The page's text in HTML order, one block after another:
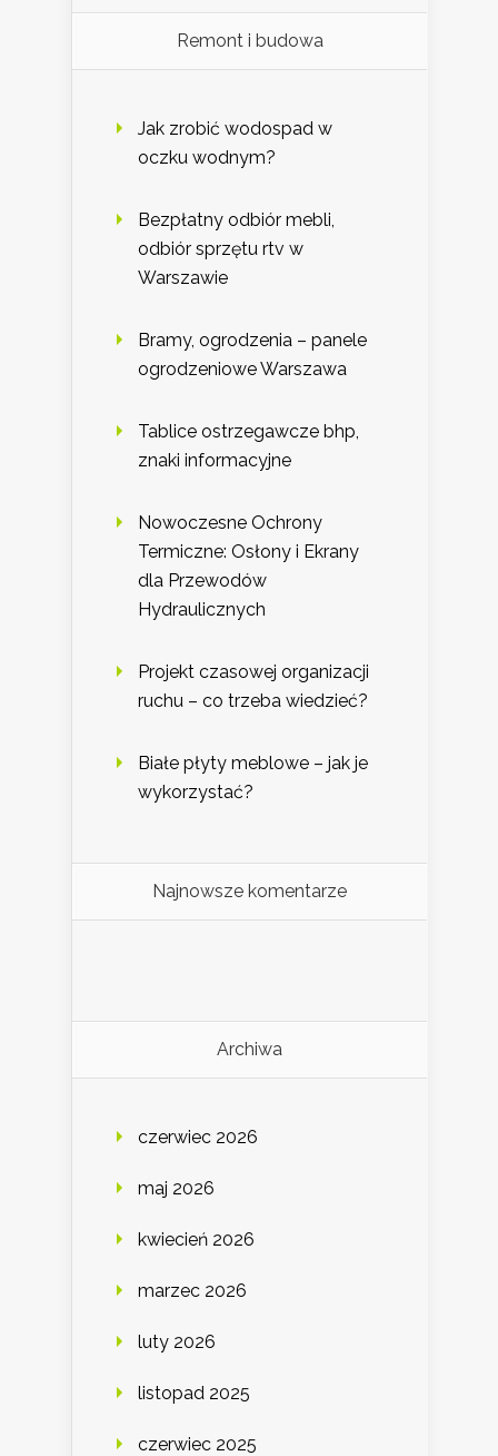
Remont i budowa
Jak zrobić wodospad w
oczku wodnym?
Bezpłatny odbiór mebli,
odbiór sprzętu rtv w
Warszawie
Bramy, ogrodzenia – panele
ogrodzeniowe Warszawa
Tablice ostrzegawcze bhp,
znaki informacyjne
Nowoczesne Ochrony
Termiczne: Osłony i Ekrany
dla Przewodów
Hydraulicznych
Projekt czasowej organizacji
ruchu – co trzeba wiedzieć?
Białe płyty meblowe – jak je
wykorzystać?
Najnowsze komentarze
Archiwa
czerwiec 2026
maj 2026
kwiecień 2026
marzec 2026
luty 2026
listopad 2025
czerwiec 2025